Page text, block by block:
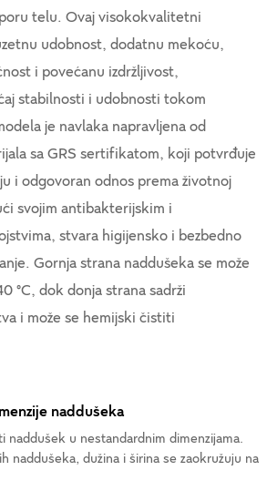
telu. Ovaj visokokvalitetni
udobnost, dodatnu mekoću,
i povećanu izdržljivost,
stabilnosti i udobnosti tokom
je navlaka napravljena od
sa GRS sertifikatom, koji potvrđuje
i odgovoran odnos prema životnoj
svojim antibakterijskim i
stvara higijensko i bezbedno
Gornja strana naddušeka se može
°C, dok donja strana sadrži
i može se hemijski čistiti
naddušeka
naddušek u nestandardnim dimenzijama.
naddušeka, dužina i širina se zaokružuju na